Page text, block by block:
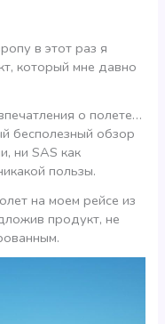
в этот раз я
который мне давно
о полете…
бесполезный обзор
ни SAS как
пользы.
на моем рейсе из
продукт, не